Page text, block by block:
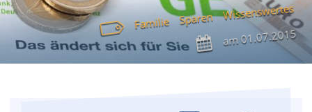
Familie Sparen Wissenswertes
am01.07.2015